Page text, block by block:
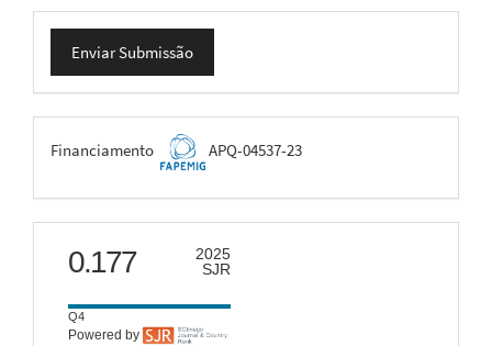
Enviar
Submissão
Enviar Submissão
FAPEMIG
Financiamento APQ-04537-23
scimago
0.177
2025
SJR
Q4
Powered by